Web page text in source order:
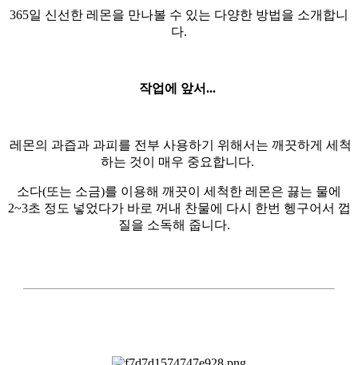
365일 신선한 레몬을 만나볼 수 있는 다양한 방법을 소개합니
다.
작업에 앞서...
레몬의 과즙과 과피를 전부 사용하기 위해서는 깨끗하게 세척
하는 것이 매우 중요합니다.
소다(또는 소금)를 이용해 깨끗이 세척한 레몬은 끓는 물에
2~3초 정도 넣었다가 바로 꺼내 찬물에 다시 한번 헹구어서 껍
질을 소독해 줍니다.